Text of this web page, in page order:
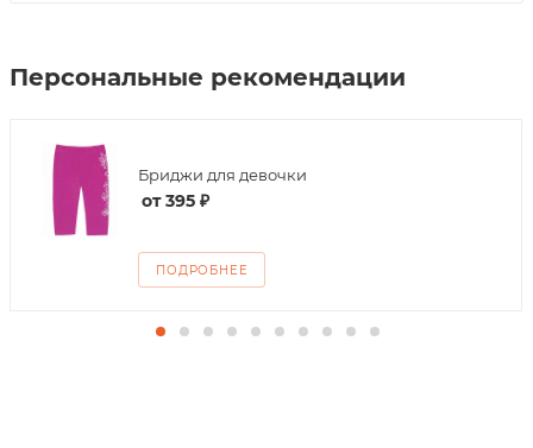
Персональные рекомендации
Бриджи для девочки
от395 ₽
ПОДРОБНЕЕ